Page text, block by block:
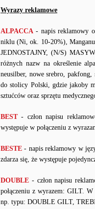
Wyrazy reklamowe
ALPACCA - napis reklamowy
niklu (Ni, ok. 10-20%),
JEDNOSTAJNY, (N/S)
różnych nazw na określenie
neusilber, nowe srebro,
do stolicy Polski, gdzie jakoby
sztućców oraz sprzętu
BEST- człon napisu
występuje w połączeniu z
BESTE - napis reklamowy w
zdarza się, że występuje
DOUBLE - człon napisu
połączeniu z wyrazem: GILT.
np. typu: DOUBLE GILT,